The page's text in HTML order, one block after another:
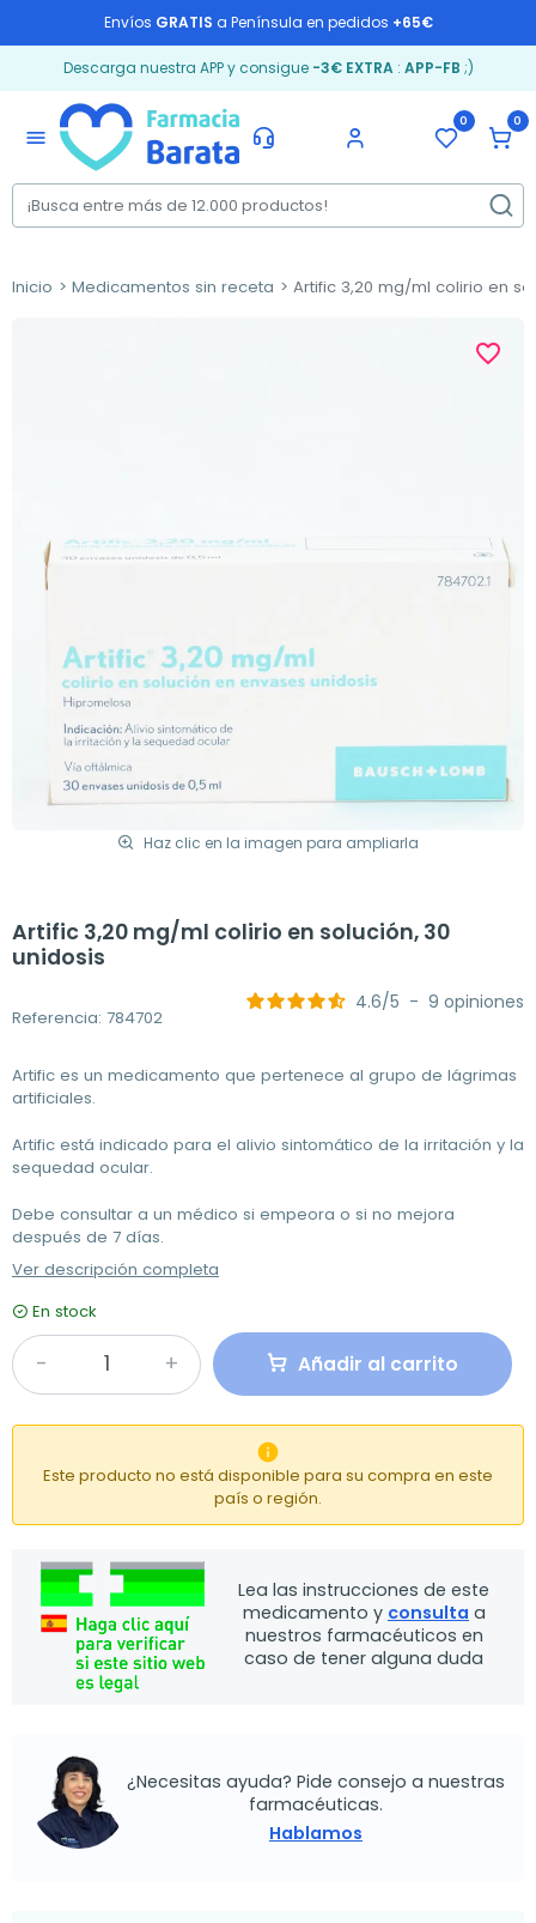
Envíos GRATIS a Península en pedidos +65€
Descarga nuestra APP y consigue -3€ EXTRA: APP-FB ;)
menu
0 0
Inicio Medicamentos sin receta Artific 3,20 mg/ml colirio en
Haz clic en la imagen para ampliarla
favorite_border
Artific 3,20 mg/ml colirio en solución, 30
unidosis
Referencia: 784702
4.6/5 - 9 opiniones
Artific es un medicamento que pertenece al grupo de lágrimas
artificiales.
Artific está indicado para el alivio sintomático de la irritación y la
sequedad ocular.
Debe consultar a un médico si empeora o si no mejora
después de 7 días.
Ver descripción completa
En stock
Añadir al carrito

Este producto no está disponible para su compra en este
país o región.
Lea las instrucciones de este
medicamento y consulta a
nuestros farmacéuticos en
caso de tener alguna duda
¿Necesitas ayuda? Pide consejo a nuestras
farmacéuticas.
Hablamos